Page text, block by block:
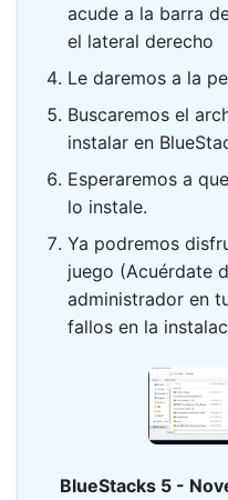
acude a la barra
el lateral derecho
Le daremos a la
Buscaremos el
instalar en
Esperaremos a
lo instale.
Ya podremos
juego (Acuérdate
administrador en
fallos en la
BlueStacks 5 -